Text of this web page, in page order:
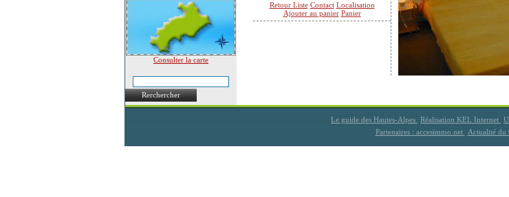
Consulter la carte
Rerchercher
Retour Liste Contact Localisation
Ajouter au panier Panier
Le guide des Hautes-Alpes Réalisation KEL Internet
Partenaires : accesimmo.net
Actualité du